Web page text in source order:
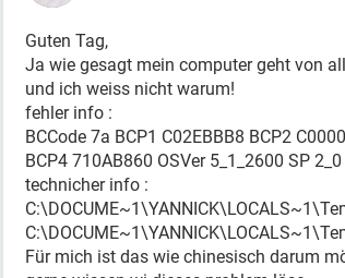
Guten Tag,
Ja wie gesagt mein computer geht von
und ich weiss nicht warum!
fehler info :
BCCode 7a BCP1 C02EBBB8 BCP2
BCP4 710AB860 OSVer 5_1_2600 SP
technicher info :
Für mich ist das wie chinesisch darum